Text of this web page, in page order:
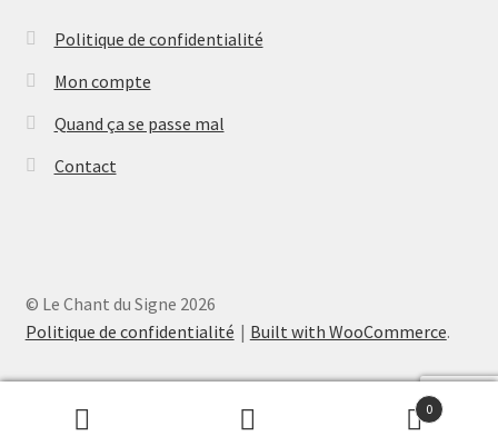
Politique de confidentialité
Mon compte
Quand ça se passe mal
Contact
© Le Chant du Signe 2026
Politique de confidentialité
Built with WooCommerce.
0